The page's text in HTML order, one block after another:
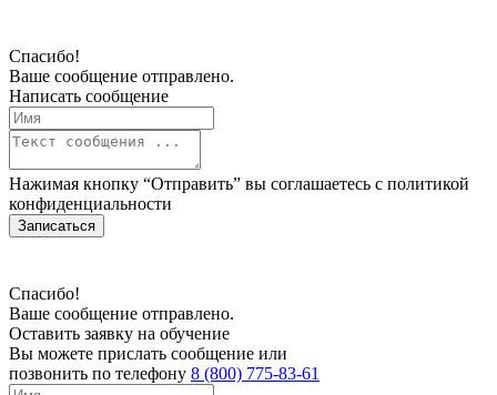
Спасибо!
Ваше сообщение отправлено.
Написать сообщение
Нажимая кнопку “Отправить” вы соглашаетесь с политикой
конфиденциальности
Записаться
Спасибо!
Ваше сообщение отправлено.
Оставить заявку на обучение
Вы можете прислать сообщение или
позвонить по телефону 8 (800) 775-83-61